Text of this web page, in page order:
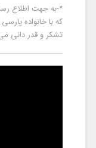
*-به جهت اطلاع
که با خانواده
تشکر و قدر دانی